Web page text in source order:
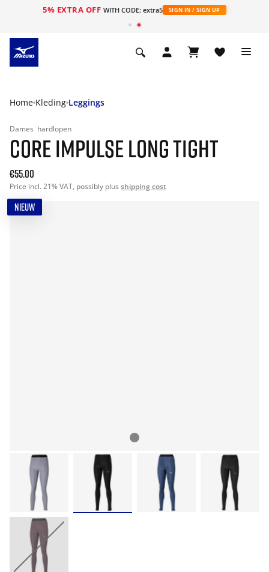
5% EXTRA OFF WITH CODE: extra5 SIGN IN / SIGN UP
Home Kleding Leggings
Dames hardlopen
CORE IMPULSE LONG TIGHT
€55.00
Price incl. 21% VAT, possibly plus shipping cost
NIEUW